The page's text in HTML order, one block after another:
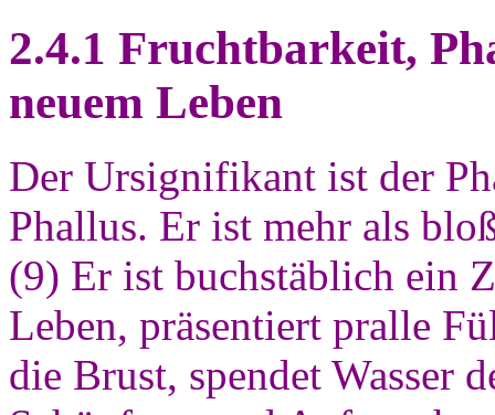
2.4.1 Fruchtbarkeit,
neuem Leben
Der Ursignifikant ist der
Phallus. Er ist mehr als
(9) Er ist buchstäblich ein
Leben, präsentiert pralle
die Brust, spendet Wasser